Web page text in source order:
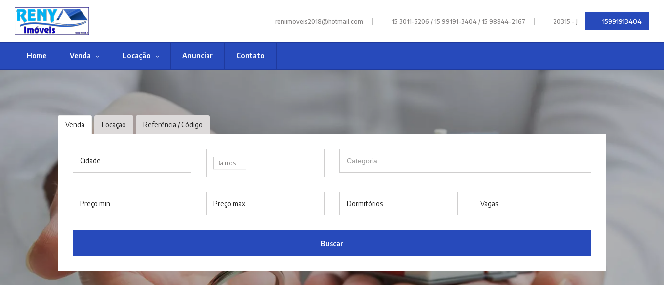
reniimoveis2018@hotmail.com | 15 3011-5206 / 15 99191-3404 / 15 98844-2167 | 20315 - J 15991913404
Home Venda Locação Anunciar Contato
Venda Locação Referência / Código
Cidade Bairros
Preço min Preço max Dormitórios Vagas
Buscar